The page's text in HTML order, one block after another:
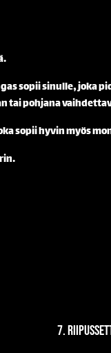
sopii sinulle, joka
tai pohjana
sopii hyvin myös
7.